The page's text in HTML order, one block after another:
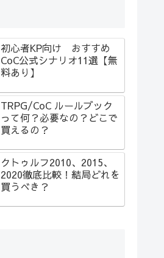
初心者KP向け おすすめ
CoC公式シナリオ11選【無
料あり】
TRPG/CoC ルールブック
って何？必要なの？どこで
買えるの？
クトゥルフ2010、2015、
2020徹底比較！結局どれを
買うべき？